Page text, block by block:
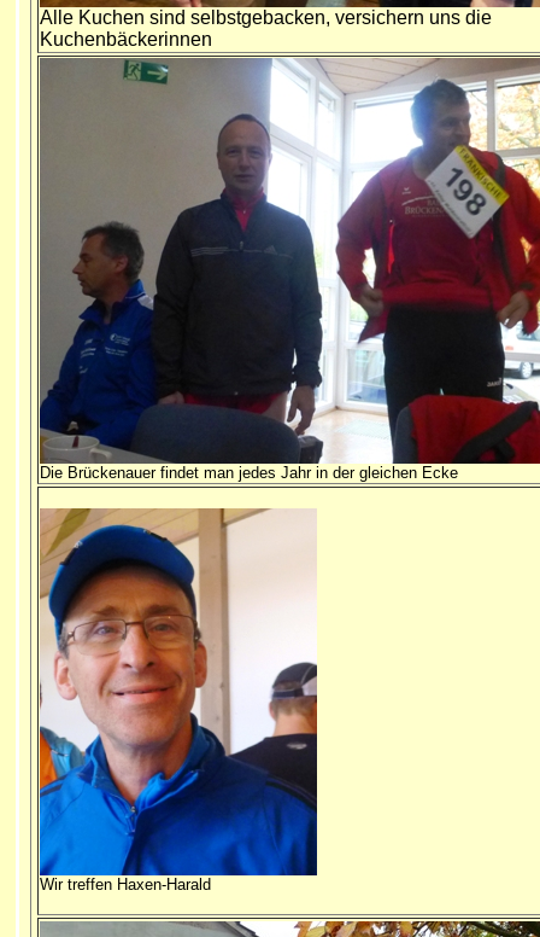
Alle Kuchen sind selbstgebacken, versichern uns die
Kuchenbäckerinnen
Die Brückenauer findet man jedes Jahr in der gleichen Ecke
Wir treffen Haxen-Harald